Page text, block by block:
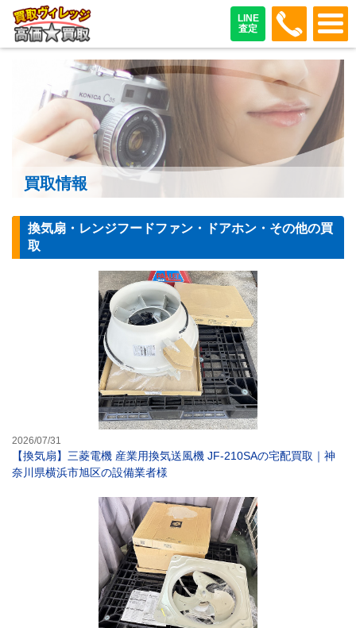
LINE
査定
048-
買取情報
換気扇・レンジフードファン・ドアホン・その他の買
取
2026/07/31
【換気扇】三菱電機 産業用換気送風機 JF-210SAの宅配買取｜神
奈川県横浜市旭区の設備業者様